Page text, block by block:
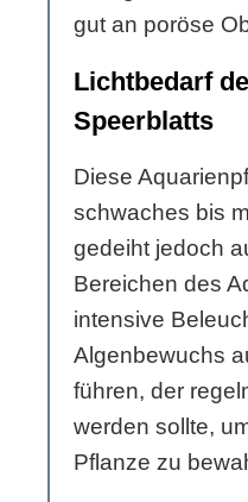
gut an poröse
Lichtbedarf
Speerblatts
Diese
schwaches bis
gedeiht jedoch
Bereichen des
intensive
Algenbewuchs
führen, der
werden sollte,
Pflanze zu